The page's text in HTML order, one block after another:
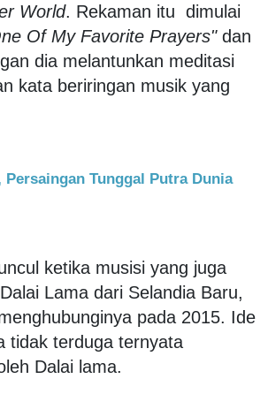
World. Rekaman itu dimulai
Of My Favorite Prayers"dan
dia melantunkan meditasi
kata beriringan musik yang
Persaingan Tunggal Putra Dunia
ketika musisi yang juga
Lama dari Selandia Baru,
pada 2015. Ide
tidak terduga ternyata
Dalai lama.